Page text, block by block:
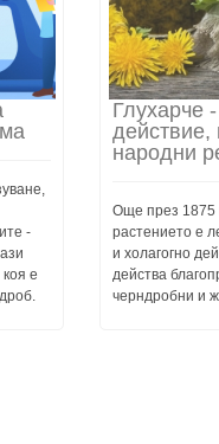
-
е
Глухарче
народни
Още през 1875
растението е
и холагогно
действа
черндробни и